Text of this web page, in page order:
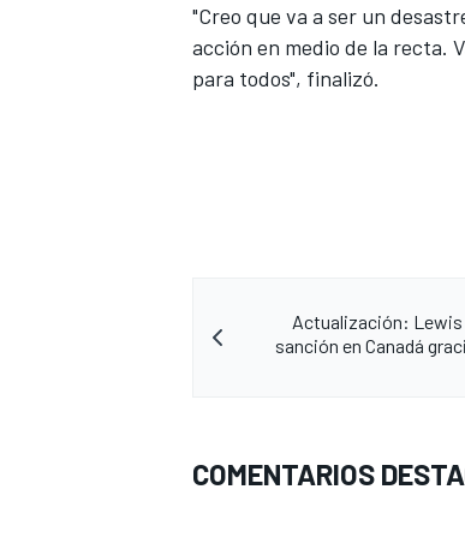
"Creo que va a ser un
acción en medio de la recta.
para todos", finalizó.
Actualización:
sanción en Canadá
COMENTARIOS